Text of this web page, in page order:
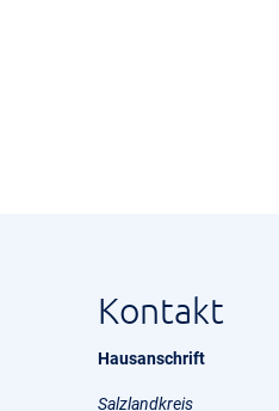
Kontakt
Hausanschrift
Salzlandkreis